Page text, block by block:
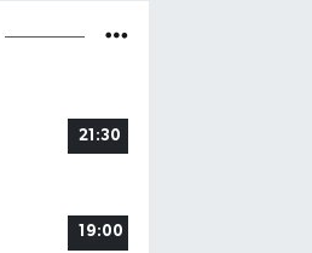
21:30
19:00